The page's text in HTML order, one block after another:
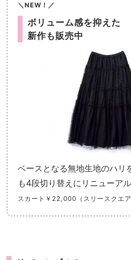
＼NEW！／
ボリューム感を抑えた
新作も販売中
ベースとなる無地生地のハリ
も4段切り替えにリニューアル
スカート￥22,000（スリースクエア